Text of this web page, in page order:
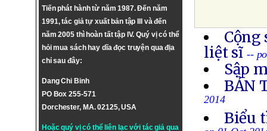
Tiến phát hành từ năm 1987. Đến năm
1991, tác giả tự xuất bản tập III và đến
năm 2005 thì hoàn tất tập IV. Quý vị có thể
hỏi mua sách hay dĩa đọc truyện qua địa
chỉ sau đây:
Dang Chi Binh
PO Box 255-571
Dorchester, MA. 02125, USA
Hoặc quý vị có thể liên lạc với tác giả qua
Cộng
liệt sĩ --
Sập
BẢN
2014
Biểu